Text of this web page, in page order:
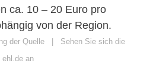
ca. 10 – 20 Euro pro
von der Region.
der Quelle | Sehen Sie sich die
ehl.de an